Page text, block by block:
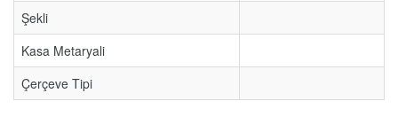
Şekli
Kasa Metaryali
Çerçeve Tipi